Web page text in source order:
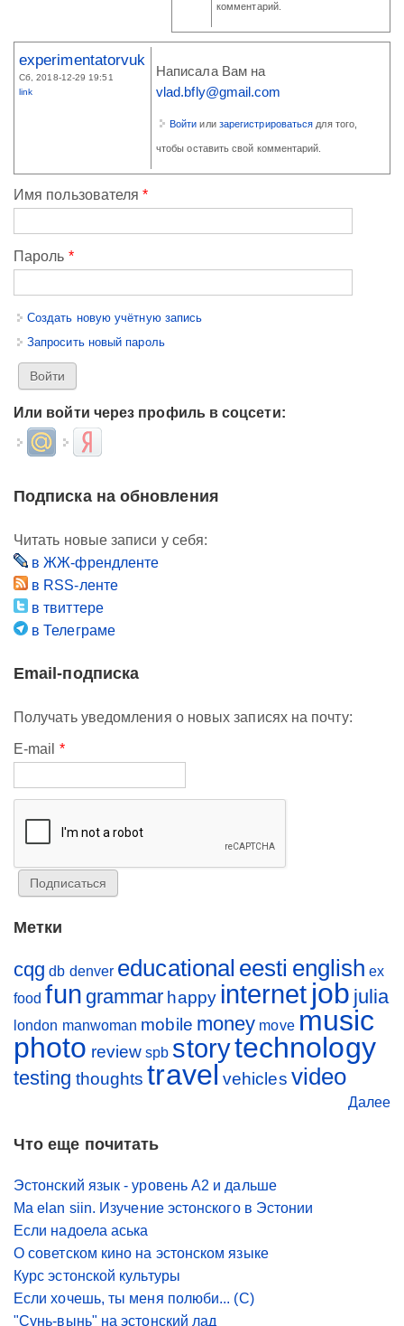
комментарий.
experimentatorvuk
Сб, 2018-12-29 19:51
link
Написала Вам на
vlad.bfly@gmail.com
Войти или зарегистрироваться для того,
чтобы оставить свой комментарий.
Имя пользователя*
Пароль *
Создать новую учётную запись
Запросить новый пароль
Или войти через профиль в соцсети:
Login with Mail.ruLogin with Яндекс
Подписка на обновления
Читать новые записи у себя:
в ЖЖ-френдленте
в RSS-ленте
в твиттере
в Телеграме
Email-подписка
Получать уведомления о новых записях на почту:
E-mail *
Метки
cqg db denver educational eesti english ex
food fun grammar happy internet job julia
london manwoman mobile money move music
photo review spb storytechnology
testing thoughts travel vehicles video
Далее
Что еще почитать
Эстонский язык - уровень A2 и дальше
Ma elan siin. Изучение эстонского в Эстонии
Если надоела аська
О советском кино на эстонском языке
Курс эстонской культуры
Если хочешь, ты меня полюби... (С)
"Cунь-вынь" на эстонский лад